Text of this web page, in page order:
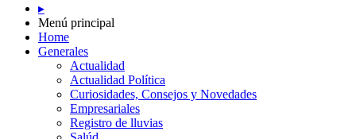
▸
Menú principal
Home
Generales
Actualidad
Actualidad Política
Curiosidades, Consejos y Novedades
Empresariales
Registro de lluvias